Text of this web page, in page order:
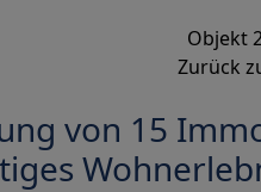
Objekt
Zurück
von 15